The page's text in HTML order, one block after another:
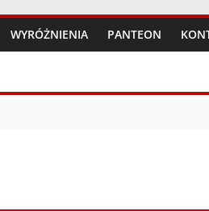
WYRÓŻNIENIA PANTEON